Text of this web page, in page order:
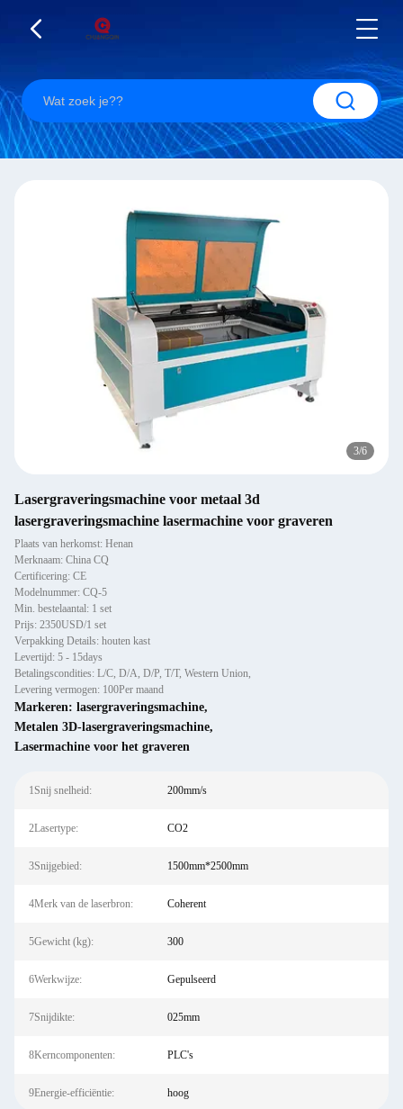
3/6
Lasergraveringsmachine voor metaal 3d
lasergraveringsmachine lasermachine voor graveren
Plaats van herkomst: Henan
Merknaam: China CQ
Certificering: CE
Modelnummer: CQ-5
Min. bestelaantal: 1 set
Prijs: 2350USD/1 set
Verpakking Details: houten kast
Levertijd: 5 - 15days
Betalingscondities: L/C, D/A, D/P, T/T, Western Union,
Levering vermogen: 100Per maand
Markeren: lasergraveringsmachine,
Metalen 3D-lasergraveringsmachine,
Lasermachine voor het graveren
1Snij snelheid: 200mm/s
2Lasertype: CO2
3Snijgebied: 1500mm*2500mm
4Merk van de laserbron: Coherent
5Gewicht (kg): 300
6Werkwijze: Gepulseerd
7Snijdikte: 025mm
8Kerncomponenten: PLC's
9Energie-efficiëntie: hoog